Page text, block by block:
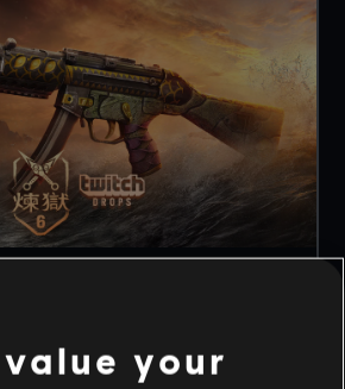
Rengoku mit einem exklusiven
value your